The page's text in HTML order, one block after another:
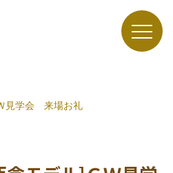
見学会 来場お礼